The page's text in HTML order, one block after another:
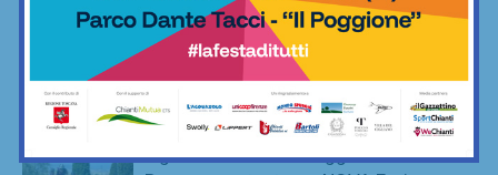
Ciclismo
Il Campionato Nazionale Gravel ACSI
2026 sceglie NOVA Eroica
Buonconvento
Il gravel italiano festeggia 10 anni a